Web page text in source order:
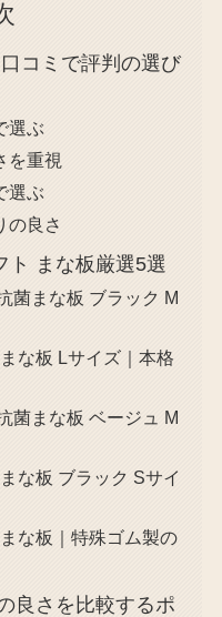
コミで評判の選び
選ぶ
を重視
選ぶ
の良さ
ト まな板厳選5選
菌まな板 ブラック M
な板 Lサイズ｜本格
菌まな板 ベージュ M
な板 ブラック Sサイ
な板｜特殊ゴム製の
良さを比較するポ